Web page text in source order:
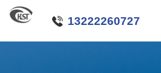
 13222260727